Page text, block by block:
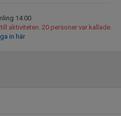
14:00
aktiviteten. 20 personer var kallade.
in här